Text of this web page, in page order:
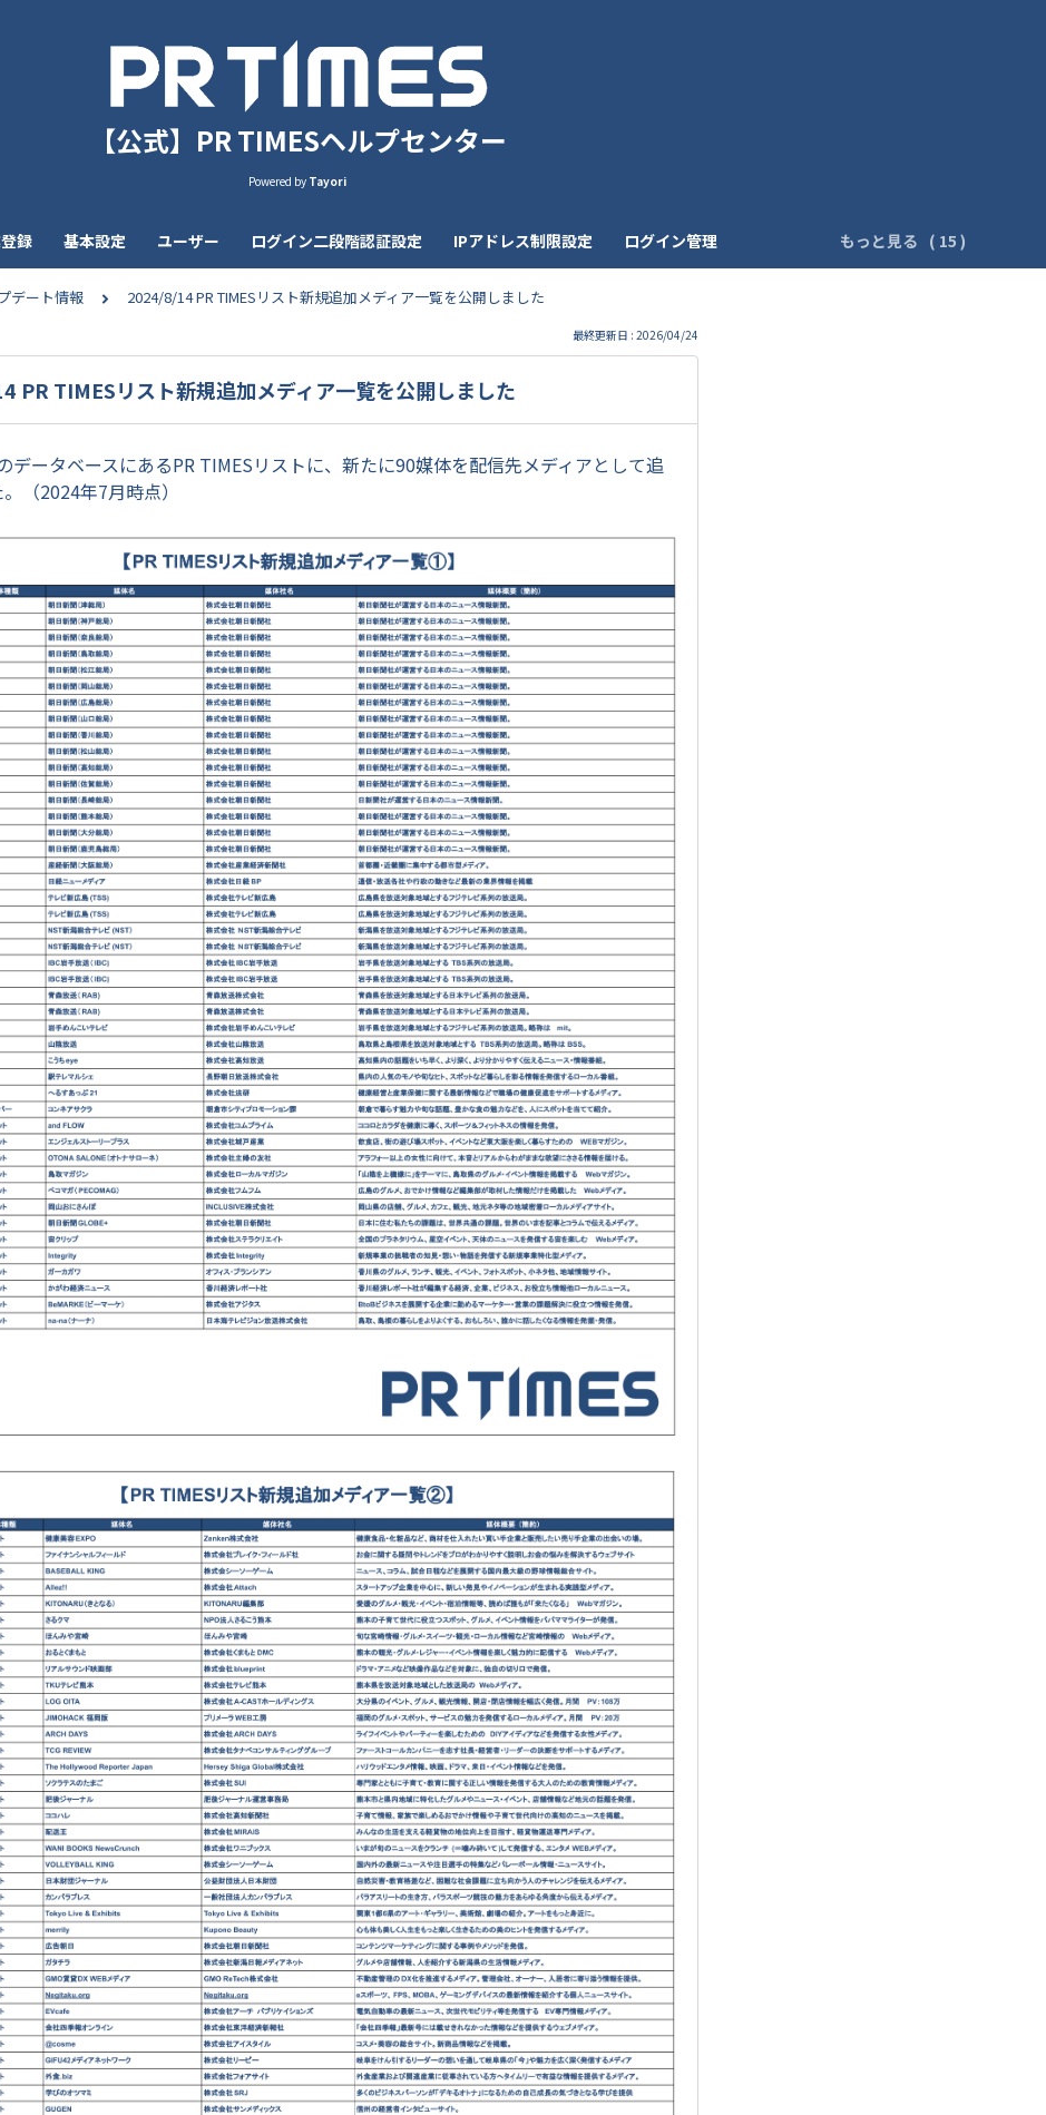
【公式】PR TIMESヘルプセンター
Powered by Tayori
録 基本設定 ユーザー ログイン二段階認証設定 IPアドレス制限設定 ログイン管理 もっと見る
デート情報 2024/8/14 PR TIMESリスト新規追加メディア一覧を公開しました
最終更新日 : 2026/04/24
PR TIMESリスト新規追加メディア一覧を公開しました
データベースにあるPR TIMESリストに、新たに90媒体を配信先メディアとして追
（2024年7月時点）